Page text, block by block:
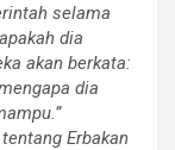
selama
dia
akan berkata:
dia
Erbakan